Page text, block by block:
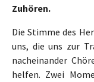
Zuhören.
Die Stimme des
uns, die uns zur
nacheinander
helfen. Zwei